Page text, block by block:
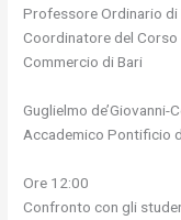
Professore Ordinario di
Coordinatore del Corso
Commercio di Bari
Guglielmo de’Giovanni-
Accademico Pontificio
Ore 12:00
Confronto con gli